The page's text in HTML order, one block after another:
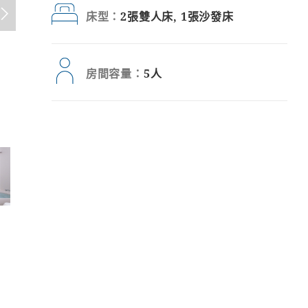
床型：2張雙人床, 1張沙發床
房間容量： 5人